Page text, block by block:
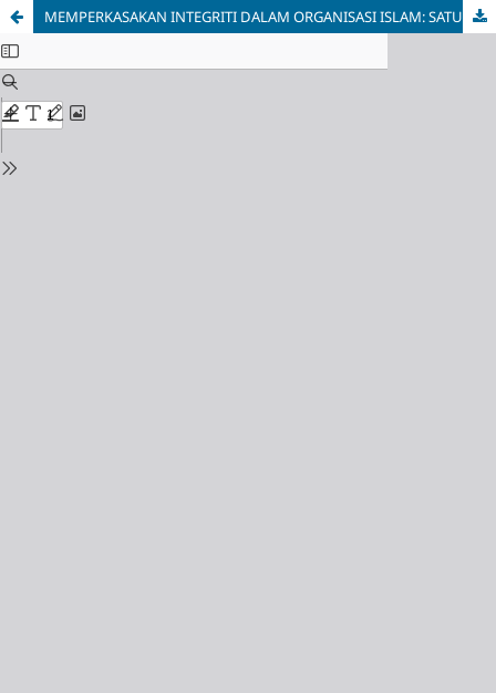
MEMPERKASAKAN INTEGRITI DALAM ORGANISASI ISLAM: SATU TINJAUAN HOLISTIK